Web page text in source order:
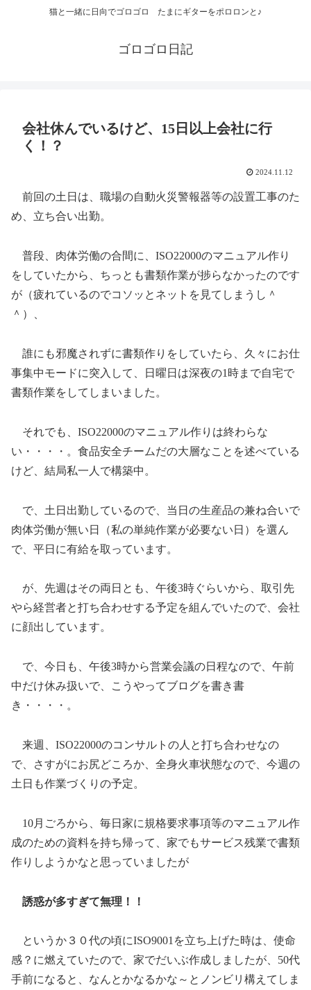
猫と一緒に日向でゴロゴロ たまにギターをポロロンと♪
ゴロゴロ日記
会社休んでいるけど、15日以上会社に行
く！？
2024.11.12
前回の土日は、職場の自動火災警報器等の設置工事のた
め、立ち合い出勤。
普段、肉体労働の合間に、ISO22000のマニュアル作り
をしていたから、ちっとも書類作業が捗らなかったのです
が（疲れているのでコソッとネットを見てしまうし＾
＾）、
誰にも邪魔されずに書類作りをしていたら、久々にお仕
事集中モードに突入して、日曜日は深夜の1時まで自宅で
書類作業をしてしまいました。
それでも、ISO22000のマニュアル作りは終わらな
い・・・・。食品安全チームだの大層なことを述べている
けど、結局私一人で構築中。
で、土日出勤しているので、当日の生産品の兼ね合いで
肉体労働が無い日（私の単純作業が必要ない日）を選ん
で、平日に有給を取っています。
が、先週はその両日とも、午後3時ぐらいから、取引先
やら経営者と打ち合わせする予定を組んでいたので、会社
に顔出しています。
で、今日も、午後3時から営業会議の日程なので、午前
中だけ休み扱いで、こうやってブログを書き書
き・・・・。
来週、ISO22000のコンサルトの人と打ち合わせなの
で、さすがにお尻どころか、全身火車状態なので、今週の
土日も作業づくりの予定。
10月ごろから、毎日家に規格要求事項等のマニュアル作
成のための資料を持ち帰って、家でもサービス残業で書類
作りしようかなと思っていましたが
誘惑が多すぎて無理！！
というか３０代の頃にISO9001を立ち上げた時は、使命
感？に燃えていたので、家でだいぶ作成しましたが、50代
手前になると、なんとかなるかな～とノンビリ構えてしま